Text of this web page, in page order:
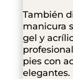
También
manicura
gel y
pies con
elegantes.